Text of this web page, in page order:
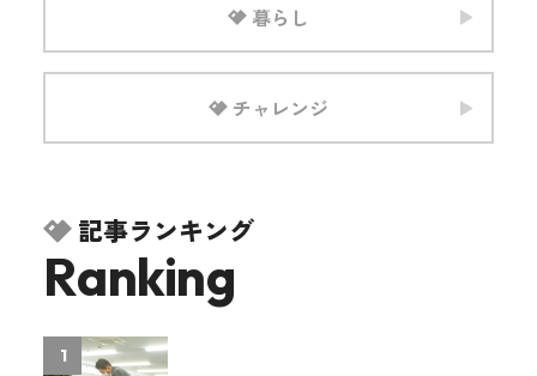
暮らし
チャレンジ
記事ランキング
Ranking
1